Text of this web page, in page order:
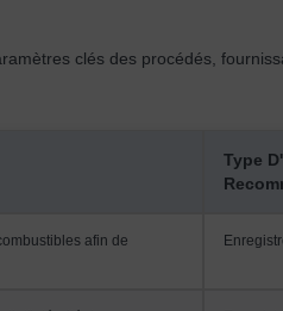
clés des procédés,
Type
afin de